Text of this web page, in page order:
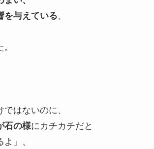
を与えている、
はないのに、
石の様にカチカチだと
」、